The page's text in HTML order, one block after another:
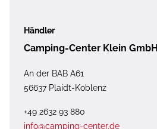
Händler
Camping-Center Klein GmbH
An der BAB A61
56637 Plaidt-Koblenz
+49 2632 93 880
info@camping-center.de